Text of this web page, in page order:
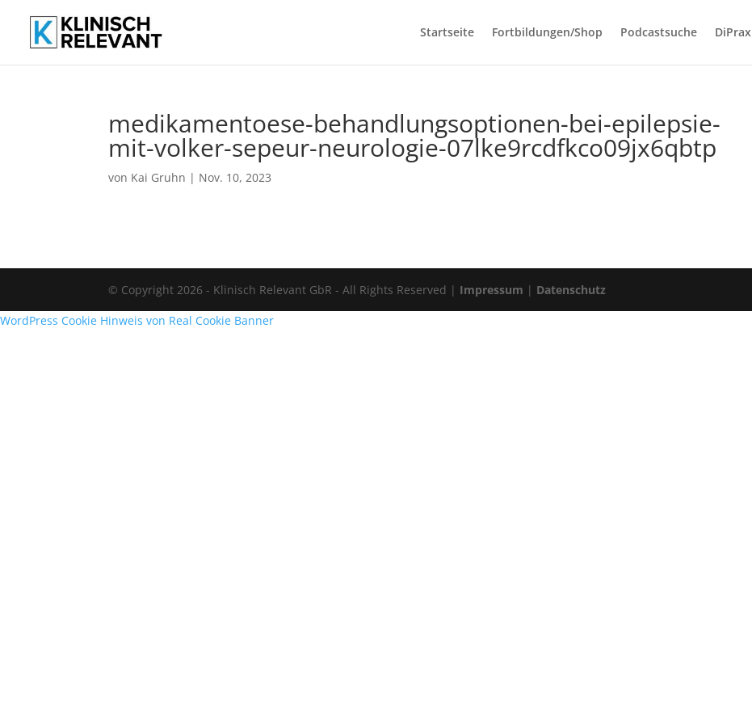
Startseite Fortbildungen/Shop Podcastsuche DiPrax
medikamentoese-behandlungsoptionen-bei-epilepsie-
mit-volker-sepeur-neurologie-07lke9rcdfkco09jx6qbtp
von Kai Gruhn | Nov. 10, 2023
© Copyright 2026 - Klinisch Relevant GbR - All Rights Reserved | Impressum | Datenschutz
WordPress Cookie Hinweis von Real Cookie Banner